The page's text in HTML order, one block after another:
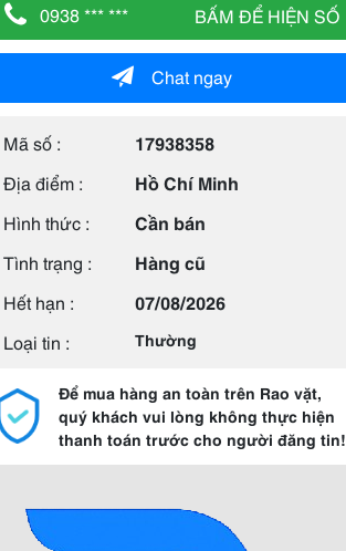
0938 *** *** BẤM ĐỂ HIỆN SỐ
Chat ngay
Mã số :
17938358
Địa điểm :
Hồ Chí Minh
Hình thức :
Cần bán
Tình trạng :
Hàng cũ
Hết hạn :
07/08/2026
Loại tin :
Thường
Để mua hàng an toàn trên Rao vặt,
quý khách vui lòng không thực hiện
thanh toán trước cho người đăng tin!